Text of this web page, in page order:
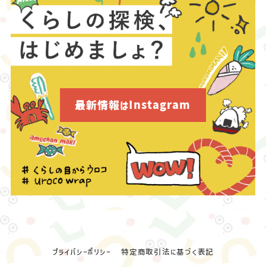
最新情報はInstagram
プライバシーポリシー 特定商取引法に基づく表記